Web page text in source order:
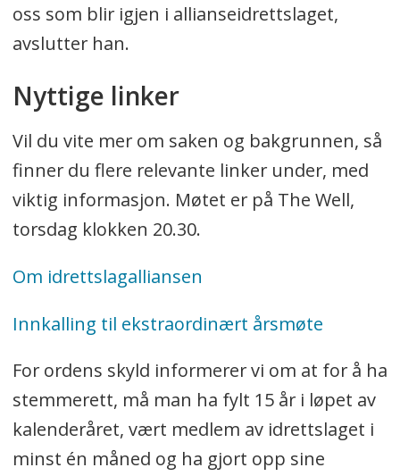
oss som blir igjen i allianseidrettslaget,
avslutter han.
Nyttige linker
Vil du vite mer om saken og bakgrunnen, så
finner du flere relevante linker under, med
viktig informasjon. Møtet er på The Well,
torsdag klokken 20.30.
Om idrettslagalliansen
Innkalling til ekstraordinært årsmøte
For ordens skyld informerer vi om at for å ha
stemmerett, må man ha fylt 15 år i løpet av
kalenderåret, vært medlem av idrettslaget i
minst én måned og ha gjort opp sine